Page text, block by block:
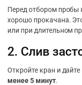
Перед отбором пробы
хорошо прокачана.
или при длительном
2. Слив
Откройте кран и
менее 5 минут.